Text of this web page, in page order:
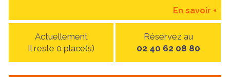
En savoir +
Actuellement
Il reste 0 place(s)
Réservez au
02 40 62 08 80